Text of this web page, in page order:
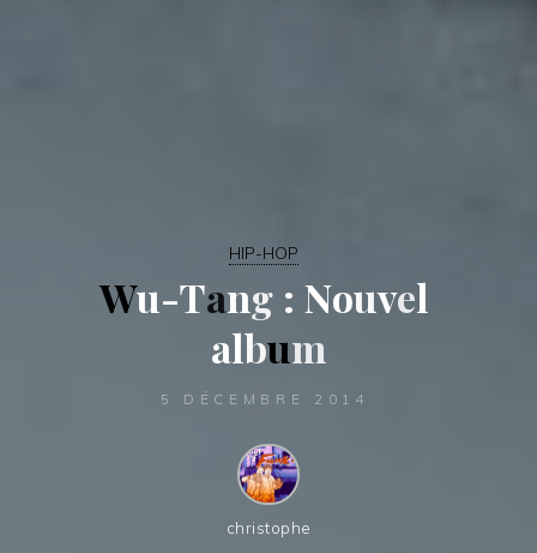
HIP-HOP
Wu-Tang : Nouvel
album
5 DÉCEMBRE 2014
christophe